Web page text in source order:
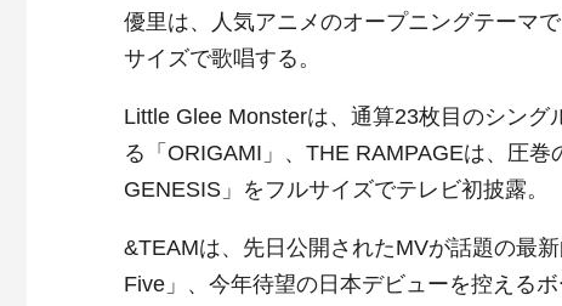
優里は、人気アニメのオープニングテーマ
サイズで歌唱する。
Little Glee Monsterは、通算23枚目のシン
る「ORIGAMI」、THE RAMPAGEは、圧
GENESIS」をフルサイズでテレビ初披露。
&TEAMは、先日公開されたMVが話題の最
Five」、今年待望の日本デビューを控える